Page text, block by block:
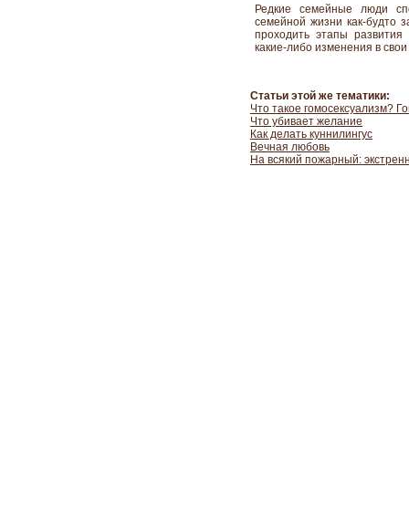
Редкие семейные люди
семейной жизни как-будто
проходить этапы
какие-либо изменения в
Статьи этой же тематики:
Что такое гомосексуализм?
Что убивает желание
Как делать куннилингус
Вечная любовь
На всякий пожарный: